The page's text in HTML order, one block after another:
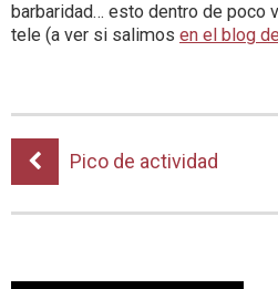
barbaridad… esto dentro de poco
tele (a ver si salimos en el blog
Pico de actividad